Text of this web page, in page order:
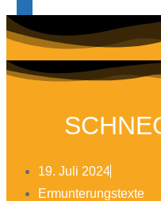
19. Juli 2024
Ermunterungstexte